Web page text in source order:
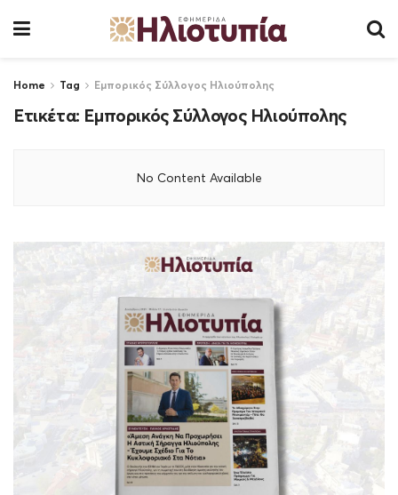
Home Tag Εμπορικός Σύλλογος Ηλιούπολης
Ετικέτα: Εμπορικός Σύλλογος Ηλιούπολης
No Content Available